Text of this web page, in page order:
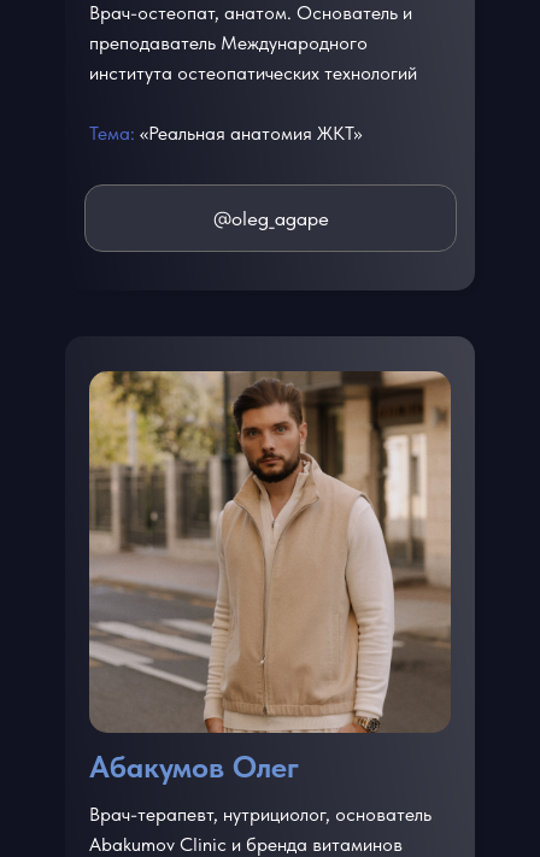
Врач-терапевт, нутрициолог, основатель
Abakumov Clinic и бренда витаминов
Абакумов Олег
Врач-остеопат, анатом. Основатель и
преподаватель Международного
института остеопатических технологий
Тема: «Реальная анатомия ЖКТ»
@oleg_agape